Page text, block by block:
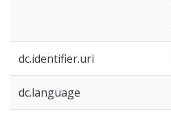
dc.identifier.uri
dc.language